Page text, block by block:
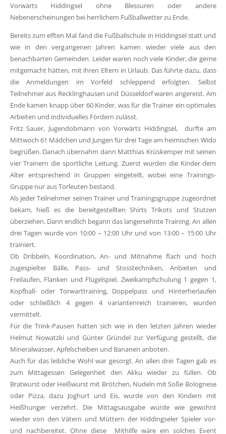
Vorwärts Hiddingsel ohne Blessuren oder andere
Nebenerscheinungen bei herrlichem Fußballwetter zu Ende.
Bereits zum elften Mal fand die Fußballschule in Hiddingsel statt und
wie in den vergangenen Jahren kamen wieder viele aus den
benachbarten Gemeinden. Leider waren noch viele Kinder, die gerne
mitgemacht hätten, mit ihren Eltern in Urlaub. Das führte dazu, dass
die Anmeldungen im Vorfeld schleppend erfolgten. Selbst
Teilnehmer aus Recklinghausen und Düsseldorf waren angereist. Am
Ende kamen knapp über 60 Kinder, was für die Trainer ein optimales
Arbeiten und individuelles Fördern zulässt.
Fritz Sauer, Jugendobmann von Vorwärts Hiddingsel, durfte am
Mittwoch 61 Mädchen und Jungen für drei Tage am heimischen Wido
begrüßen. Danach übernahm dann Matthias Krüskemper mit seinen
vier Trainern die sportliche Leitung. Zuerst wurden die Kinder dem
Alter entsprechend in Gruppen eingeteilt, wobei eine Trainings-
Gruppe nur aus Torleuten bestand.
Als jeder Teilnehmer seinen Trainer und Trainingsgruppe zugeordnet
bekam, hieß es die bereitgestellten Shirts Trikots und Stutzen
überziehen. Dann endlich begann das langersehnte Training. An allen
drei Tagen wurde von 10:00 – 12:00 Uhr und von 13:00 – 15:00 Uhr
trainiert.
Ob Dribbeln, Koordination, An- und Mitnahme flach und hoch
zugespielter Bälle, Pass- und Stosstechniken, Anbieten und
Freilaufen, Flanken und Flügelspiel, Zweikampfschulung 1 gegen 1,
Kopfball- oder Torwarttraining, Doppelpass und Hinterherlaufen
oder schließlich 4 gegen 4 variantenreich trainieren, wurden
vermittelt.
Für die Trink-Pausen hatten sich wie in den letzten Jahren wieder
Helmut Nowatzki und Günter Gründel zur Verfügung gestellt, die
Mineralwasser, Apfelscheiben und Bananen anboten.
Auch für das leibliche Wohl war gesorgt. An allen drei Tagen gab es
zum Mittagessen Gelegenheit den Akku wieder zu füllen. Ob
Bratwurst oder Heißwurst mit Brötchen, Nudeln mit Soße Bolognese
oder Pizza, dazu Joghurt und Eis, wurde von den Kindern mit
Heißhunger verzehrt. Die Mittagsausgabe wurde wie gewohnt
wieder von den Vätern und Müttern der Hiddingseler Spieler vor-
und nachbereitet. Ohne diese Mithilfe wäre ein solches Event